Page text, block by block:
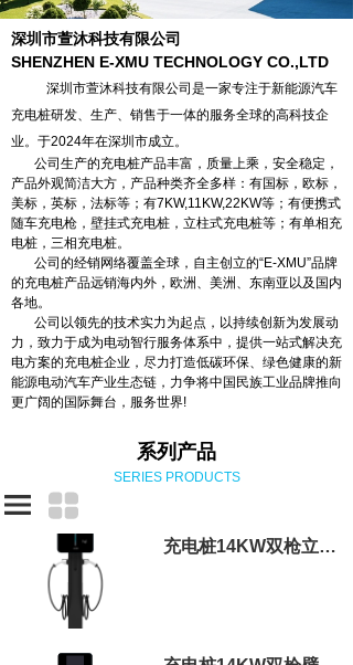
深圳市萱沐科技有限公司
SHENZHEN E-XMU TECHNOLOGY CO.,LTD
深圳市萱沐科技有限公司是一家专注于新能源汽车
充电桩研发、生产、销售于一体的服务全球的高科技企
业。于2024年在深圳市成立。
公司生产的充电桩产品丰富，质量上乘，安全稳定，
产品外观简洁大方，产品种类齐全多样：有国标，欧标，
美标，英标，法标等；有7KW,11KW,22KW等；有便携式
随车充电枪，壁挂式充电桩，立柱式充电桩等；有单相充
电桩，三相充电桩。
公司的经销网络覆盖全球，自主创立的“E-XMU”品牌
的充电桩产品远销海内外，欧洲、美洲、东南亚以及国内
各地。
公司以领先的技术实力为起点，以持续创新为发展动
力，致力于成为电动智行服务体系中，提供一站式解决充
电方案的充电桩企业，尽力打造低碳环保、绿色健康的新
能源电动汽车产业生态链，力争将中国民族工业品牌推向
更广阔的国际舞台，服务世界!
系列产品
SERIES PRODUCTS
充电桩14KW双枪立柱式商用充电桩